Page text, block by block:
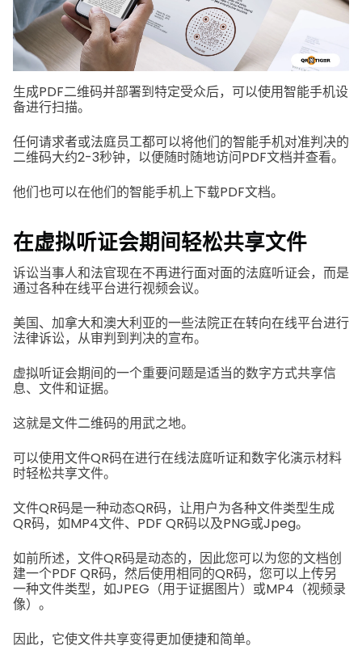
生成PDF二维码并部署到特定受众后，可以使用智能手机设
备进行扫描。
任何请求者或法庭员工都可以将他们的智能手机对准判决的
二维码大约2-3秒钟，以便随时随地访问PDF文档并查看。
他们也可以在他们的智能手机上下载PDF文档。
在虚拟听证会期间轻松共享文件
诉讼当事人和法官现在不再进行面对面的法庭听证会，而是
通过各种在线平台进行视频会议。
美国、加拿大和澳大利亚的一些法院正在转向在线平台进行
法律诉讼，从审判到判决的宣布。
虚拟听证会期间的一个重要问题是适当的数字方式共享信
息、文件和证据。
这就是文件二维码的用武之地。
可以使用文件QR码在进行在线法庭听证和数字化演示材料
时轻松共享文件。
文件QR码是一种动态QR码，让用户为各种文件类型生成
QR码，如MP4文件、PDF QR码以及PNG或Jpeg。
如前所述，文件QR码是动态的，因此您可以为您的文档创
建一个PDF QR码，然后使用相同的QR码，您可以上传另
一种文件类型，如JPEG（用于证据图片）或MP4（视频录
像）。
因此，它使文件共享变得更加便捷和简单。